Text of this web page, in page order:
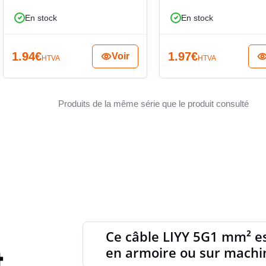
et équipements de
de circuits de commande sur machines,
industriels ou tertiaires. Sa tension
Le format 5G1 mm² convient bien lorsque
seule liaison, avec une pose soignée et un
En stock
1.94€HTVA Voir
En stock
1.97€HTVA
Produits de la même série que le produit consulté
Ce câble LIYY 5G1 mm²
en armoire ou sur